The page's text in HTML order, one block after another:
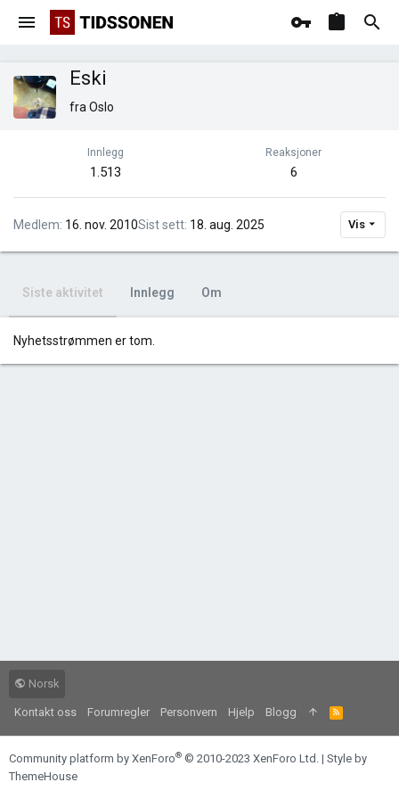
Eski
fra Oslo
Innlegg
1.513
Reaksjoner
6
Medlem 16. nov. 2010Sist sett 18. aug. 2025 Vis
Siste aktivitet Innlegg Om
Nyhetsstrømmen er tom.
Norsk
Kontakt oss Forumregler Personvern Hjelp Blogg
R
S
S
Community platform by XenForo® © 2010-2023 XenForo Ltd. | Style by
ThemeHouse